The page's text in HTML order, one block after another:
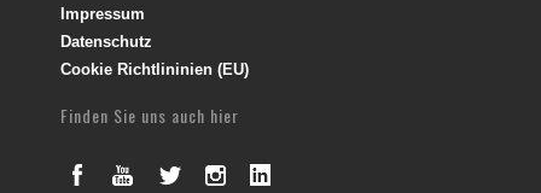
Impressum
Datenschutz
Cookie Richtlininien (EU)
Finden Sie uns auch hier